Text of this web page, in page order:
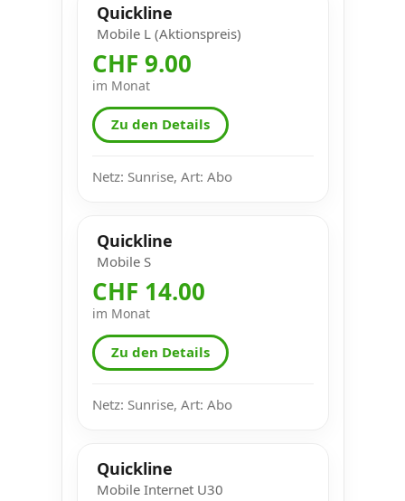
Quickline
Mobile L (Aktionspreis)
CHF 9.00
im Monat
Zu den Details
Netz: Sunrise, Art: Abo
Quickline
Mobile S
CHF 14.00
im Monat
Zu den Details
Netz: Sunrise, Art: Abo
Quickline
Mobile Internet U30